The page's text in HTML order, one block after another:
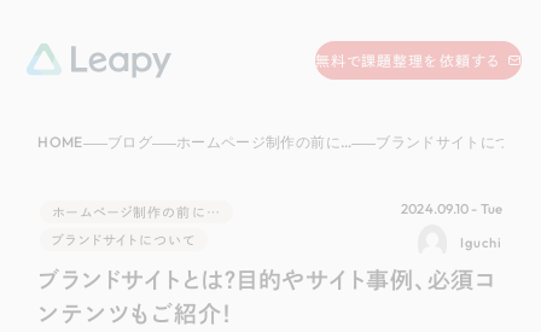
無料で課題整理を依頼する
無料で課題整理を依頼する
058-215-0066
無料で課題整理を依頼する
Company
HOME ブログ ホームページ制作の前に… ブランドサイトについて
ホームページ制作の前に…
ブランドサイトについて
2024.09.10 - Tue
Iguchi
ブランドサイトとは？目的やサイト事例、必須コ
ンテンツもご紹介！